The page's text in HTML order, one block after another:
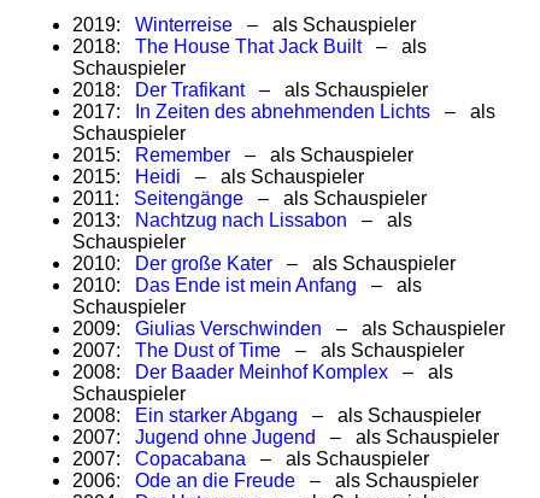
2019: Winterreise – als Schauspieler
2018: The House That Jack Built– als
Schauspieler
2018:
Der Trafikant– als Schauspieler
2017:
In Zeiten des abnehmenden Lichts – als
Schauspieler
2015:
Remember – als Schauspieler
2015:
Heidi – als Schauspieler
2011: Seitengänge – als Schauspieler
2013:
Nachtzug nach Lissabon – als
Schauspieler
2010:
Der große Kater – als Schauspieler
2010:
Das Ende ist mein Anfang – als
Schauspieler
2009: Giulias Verschwinden – als Schauspieler
2007: The Dust of Time – als Schauspieler
2008:
Der Baader Meinhof Komplex – als
Schauspieler
2008:
Ein starker Abgang – als Schauspieler
2007: Jugend ohne Jugend
– als Schauspieler
2007: Copacabana – als Schauspieler
2006: Ode an die Freude – als Schauspieler